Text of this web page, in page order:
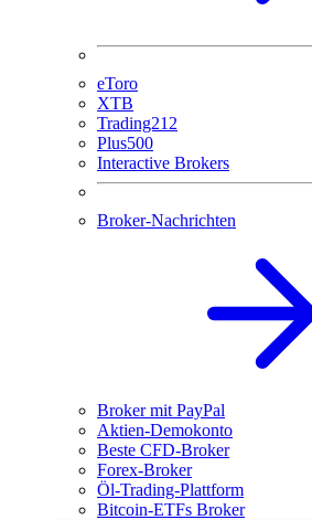
eToro
XTB
Trading212
Plus500
Interactive Brokers
Broker-Nachrichten
Broker mit PayPal
Aktien-Demokonto
Beste CFD-Broker
Forex-Broker
Öl-Trading-Plattform
Bitcoin-ETFs Broker